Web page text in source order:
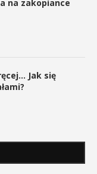
na zakopiance
Jak się